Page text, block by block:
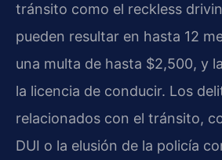
tránsito como el reckless
pueden resultar en hasta 12
una multa de hasta $2,500, y
la licencia de conducir. Los
relacionados con el tránsito,
DUI o la elusión de la policía